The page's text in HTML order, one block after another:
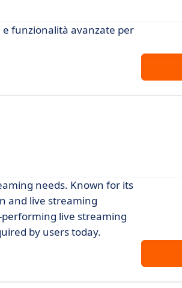
funzionalità avanzate per
needs. Known for its
and live streaming
live streaming
by users today.